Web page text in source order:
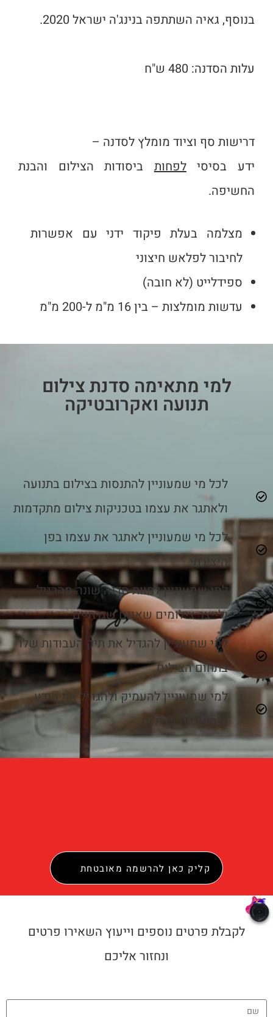
בנוסף, גאיה השתתפה בנינג'ה ישראל 2020.
עלות הסדנה: 480 ש"ח
דרישות סף וציוד מומלץ לסדנה –
ידע בסיסילפחותביסודות הצילום והבנת
החשיפה.
מצלמה בעלת פיקוד ידני עם אפשרות
לחיבור לפלאש חיצוני
ספידלייט (לא חובה)
עדשות מומלצות – בין 16 מ"מ ל-200 מ"מ
למי מתאימה סדנת צילום
תנועה ואקרובטיקה
לכל מי שמעוניין להתנסות בצילום בתנועה
ולאתגר את עצמו בטכניקות צילום מתקדמות
לכל מי שמעוניין לאתגר את עצמו בפן
היצירתי
למי שמעוניין לחוות סדנה שונה מהרגיל
ולייצר צילומים שאינם שגרתיים
למי שמעוניין להגדיל את תיק העבודות שלו
בתחום הצילום
למי שמעוניין להעמיק ולהגדיל את הידע
וההתנסות בצילום
קליק כאן להרשמה מאובטחת
לקבלת פרטים נוספים וייעוץ השאירו פרטים
ונחזור אליכם